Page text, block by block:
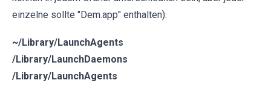
einzelne sollte "Dem.app" enthalten):
~/Library/LaunchAgents
/Library/LaunchDaemons
/Library/LaunchAgents